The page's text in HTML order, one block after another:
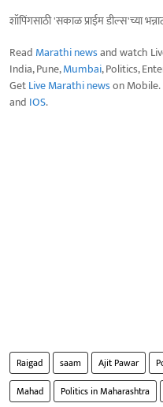
शॉपिंगसाठी 'सकाळ प्राईम डील्स'च्या
Read Marathi newsand watch
India, Pune,Mumbai, Politics,
GetLive Marathi newson
and IOS.
Raigad saam Ajit Pawar
Mahad
Politics in Maharashtra